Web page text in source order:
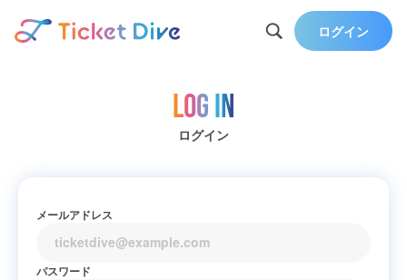
ログイン
Log in
ログイン
メールアドレス
パスワード